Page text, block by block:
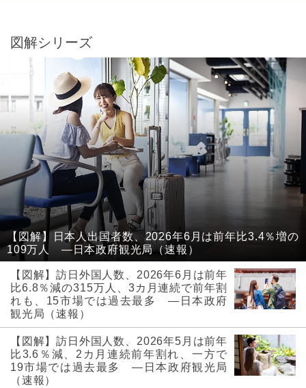
図解シリーズ
【図解】日本人出国者数、2026年6月は前年比3.4％増の
109万人 ―日本政府観光局（速報）
【図解】訪日外国人数、2026年6月は前年
比6.8％減の315万人、3カ月連続で前年割
れも、15市場では過去最多 ―日本政府
観光局（速報）
【図解】訪日外国人数、2026年5月は前年
比3.6％減、2カ月連続前年割れ、一方で
19市場では過去最多 ―日本政府観光局
（速報）